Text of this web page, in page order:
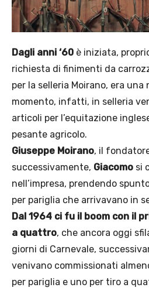
Dagli anni ‘60 è iniziata,
richiesta di finimenti da
per la selleria Moirano, era una
momento, infatti, in selleria
articoli per l’equitazione
pesante agricolo.
Giuseppe Moirano, il
successivamente, Giacomo si
nell’impresa, prendendo
per pariglia che arrivavano in
Dal 1964 ci fu il boom con il
a quattro, che ancora oggi
giorni di Carnevale,
venivano commissionati
per pariglia e uno per tiro a